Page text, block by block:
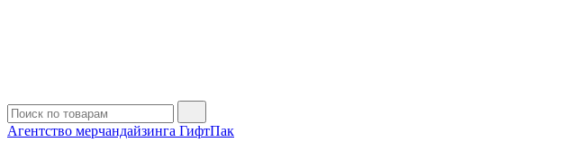
Агентство мерчандайзинга ГифтПак